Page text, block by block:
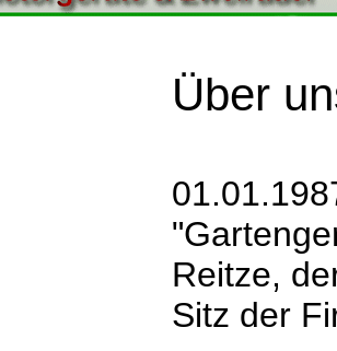
Über
Reitze,
Sitz der